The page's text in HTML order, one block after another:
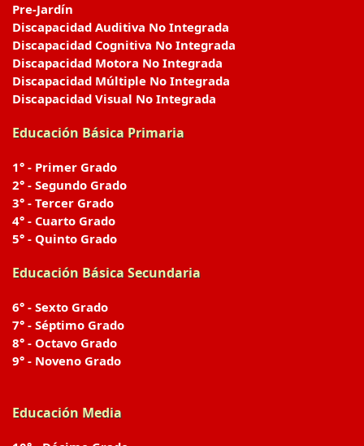
Pre-Jardín
Discapacidad Auditiva No Integrada
Discapacidad Cognitiva No Integrada
Discapacidad Motora No Integrada
Discapacidad Múltiple No Integrada
Discapacidad Visual No Integrada
Educación Básica Primaria
1° - Primer Grado
2° - Segundo Grado
3° - Tercer Grado
4° - Cuarto Grado
5° - Quinto Grado
Educación Básica Secundaria
6° - Sexto Grado
7° - Séptimo Grado
8° - Octavo Grado
9° - Noveno Grado
Educación Media